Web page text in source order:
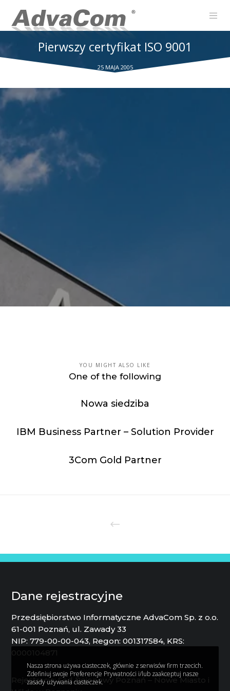
Pierwszy certyfikat ISO 9001
25 MAJA 2005
YOU MIGHT ALSO LIKE
One of the following
Nowa siedziba
IBM Business Partner – Solution Provider
3Com Gold Partner
Dane rejestracyjne
Przedsiębiorstwo Informatyczne AdvaCom Sp. z o.o.
61-001 Poznań, ul. Zawady 33
NIP: 779-00-00-043, Regon: 001317584, KRS:
Rejestracja: Sąd Rejonowy Poznań – Nowe Miasto i
Nasza strona używa ciasteczek, głównie z serwisów firm trzecich.
Zdefiniuj swoje Preferencje Prywatności i/lub zaakceptuj nasze
zasady używania ciasteczek.